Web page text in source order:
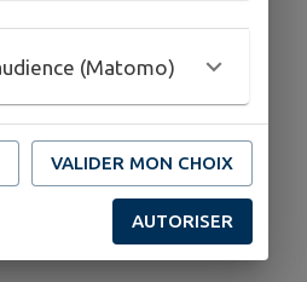
(Matomo)
VALIDER MON CHOIX
AUTORISER